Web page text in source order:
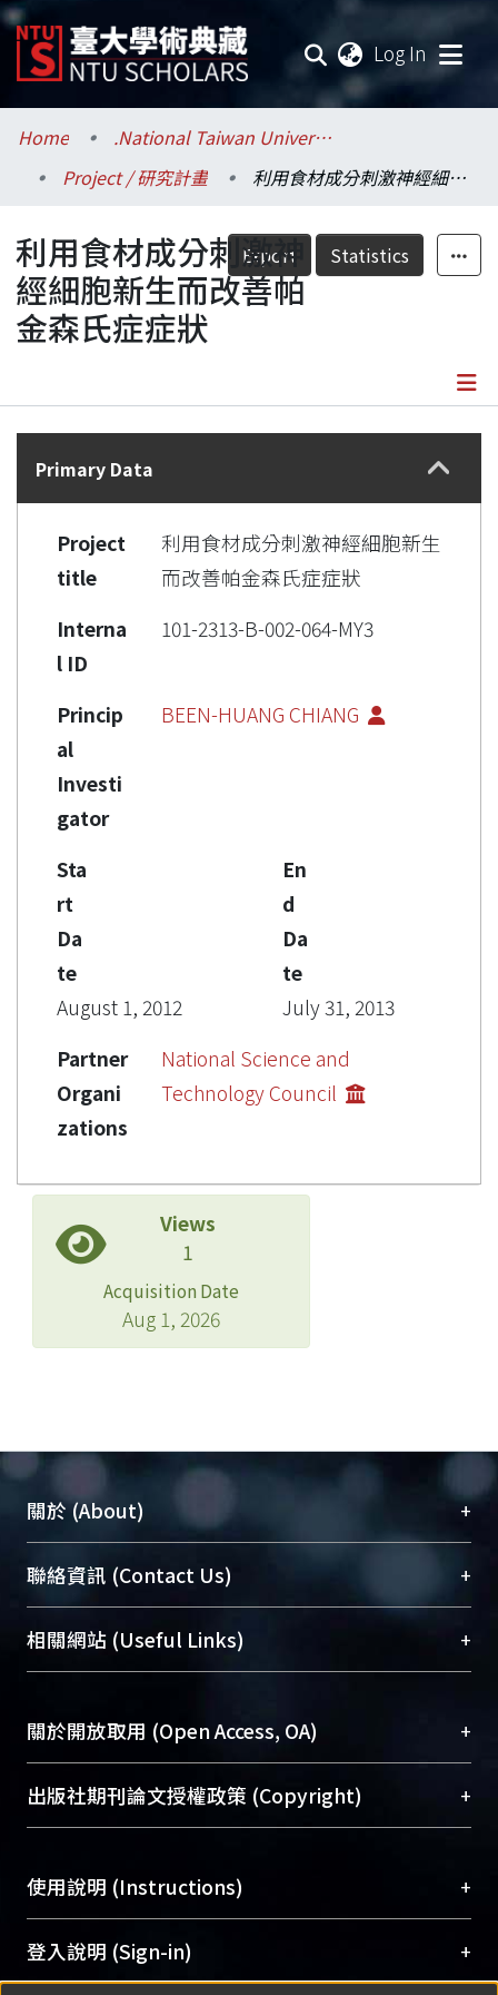
Log In
Communities & Collections
Research Outputs
Fundings & Projects
Researchers
Statistics
Home
.National Taiwan University / 國立臺灣大學
Project / 研究計畫
利用食材成分刺激神經細胞新生而改善帕金森氏症症狀
Export Statistics
利用食材成分刺激神
經細胞新生而改善帕
金森氏症症狀
Details
Primary Data
Project
title
利用食材成分刺激神經細胞新生
而改善帕金森氏症症狀
Interna
l ID
101-2313-B-002-064-MY3
Princip
al
Investi
gator
BEEN-HUANG CHIANG
Sta
rt
Da
te
August 1, 2012
En
d
Da
te
July 31, 2013
Partner
Organi
zations
National Science and
Technology Council
Views
1
Acquisition Date
Aug 1, 2026
關於 (About) +
臺大位居世界頂尖大學之列，為永久珍藏及向國際
展現本校豐碩的研究成果及學術能量，圖書館整合
機構典藏（NTUR）與學術庫（AH）不同功能平
台，成為臺大學術典藏NTU scholars。期能整合研
成果。
To permanently archive and promote researcher
profiles and scholarly works, Library integrates the
services of “NTU Repository” with “Academic
聯絡資訊 (Contact Us) +
總館學科館員(Main Library)
醫學圖書館學科館員(Medical Library)
Sciences Library)
相關網站 (Useful Links) +
關於開放取用 (Open Access, OA) +
開放取用是從使用者角度提升資訊取用性的社會運
動，應用在學術研究上是透過將研究著作公開供使
用逐年攀升。同時可加速研究發展、提升研究影響
Archive）平台。 （點選深入了解OA）
出版社期刊論文授權政策 (Copyright) +
含部分內容的版權非匯入者所有，或由第三方贊
助與合作完成，請確認該版權所有者及第三方同
意提供此授權。
Please represent that the submission is your
使用說明 (Instructions) +
網站簡介(Quickstart Guide)
使用手冊(Instruction Manual)
登入說明 (Sign-in) +